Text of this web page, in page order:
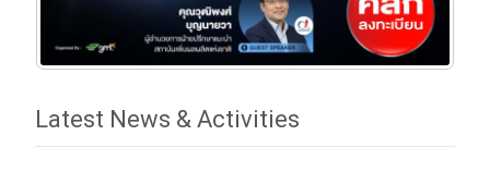
Latest News & Activities